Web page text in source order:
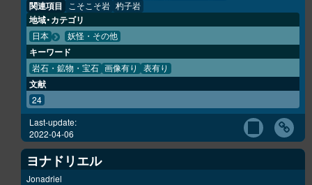
関連項目 こそこそ岩 杓子岩
地域・カテゴリ
日本 妖怪・その他
キーワード
岩石・鉱物・宝石 画像有り 表有り
文献
24
Last-update:
2022-04-06
ヨナドリエル
Jonadriel